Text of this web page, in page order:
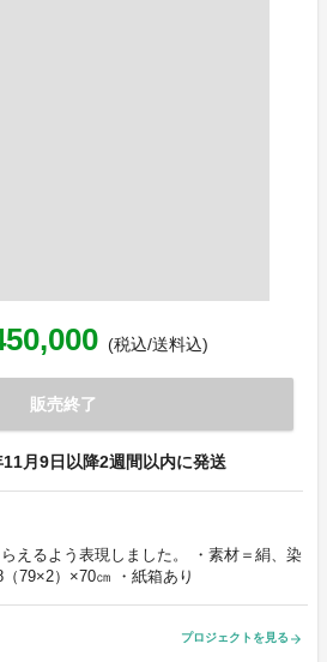
(税込/送料込)
販売終了
月9日以降2週間以内に発送
えるよう表現しました。 ・素材＝絹、染
79×2）×70㎝ ・紙箱あり
プロジェクトを見る arrow_forward